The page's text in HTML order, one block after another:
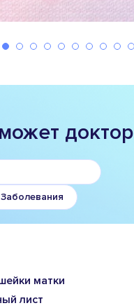
доктор
Заболевания
матки
лист